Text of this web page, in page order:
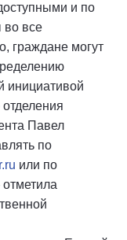
и по
во все
граждане могут
инициативой
Павел
по
или по